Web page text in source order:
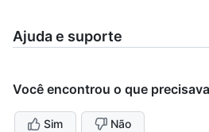
Ajuda e suporte
Você encontrou o que
Sim Não